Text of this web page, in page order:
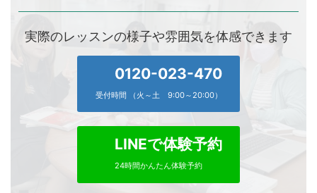
実際のレッスンの様子や雰囲気を体感できます
0120-023-470
受付時間 （火～土 9:00～20:00）
LINEで体験予約
24時間かんたん体験予約